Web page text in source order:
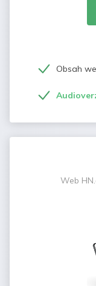
Obsah
Web